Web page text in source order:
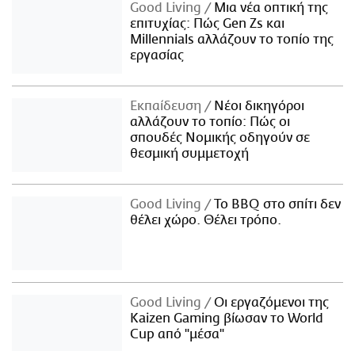
Good Living
Μια νέα οπτική της
επιτυχίας: Πώς Gen Zs και
Millennials αλλάζουν το τοπίο της
εργασίας
Εκπαίδευση
Νέοι δικηγόροι
αλλάζουν το τοπίο: Πώς οι
σπουδές Νομικής οδηγούν σε
θεσμική συμμετοχή
Good Living
Το BBQ στο σπίτι δεν
θέλει χώρο. Θέλει τρόπο.
Good Living
Οι εργαζόμενοι της
Kaizen Gaming βίωσαν το World
Cup από "μέσα"